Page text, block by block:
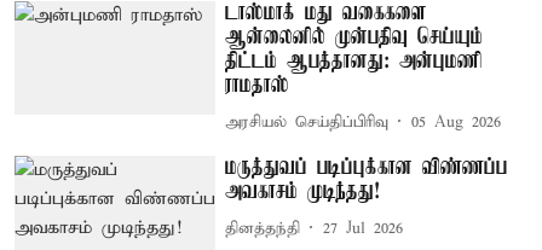
டாஸ்மாக் மது வகைகளை
ஆன்லைனில் முன்பதிவு செய்யும்
திட்டம் ஆபத்தானது: அன்புமணி
ராமதாஸ்
அரசியல் செய்திப்பிரிவு 05 Aug 2026
மருத்துவப் படிப்புக்கான விண்ணப்ப
அவகாசம் முடிந்தது!
தினத்தந்தி 27 Jul 2026